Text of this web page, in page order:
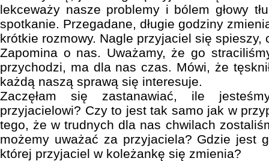
lekceważy nasze problemy i bólem głowy
spotkanie. Przegadane, długie godziny
krótkie rozmowy. Nagle przyjaciel się
Zapomina o nas. Uważamy, że go
przychodzi, ma dla nas czas. Mówi, że
każdą naszą sprawą się interesuje.
Zaczęłam się zastanawiać, ile
przyjacielowi? Czy to jest tak samo jak w
tego, że w trudnych dla nas chwilach
możemy uważać za przyjaciela? Gdzie jest
której przyjaciel w koleżankę się zmienia?